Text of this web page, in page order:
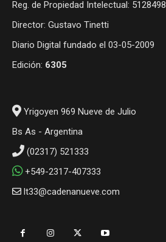
Reg. de Propiedad Intelectual: 5128498
Director: Gustavo Tinetti
Diario Digital fundado el 03-05-2009
Edición: 6305
Yrigoyen 969 Nueve de Julio
Bs As - Argentina
(02317) 521333
+549-2317-407333
lt33@cadenanueve.com